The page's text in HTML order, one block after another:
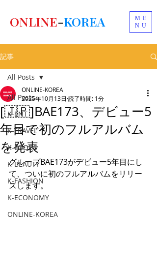
ME
NU
ONLINE-KOREA
記事
All Posts
K-ENT
K-TRAVEL
K-FOODS
K-BEAUTY
K-FASHION
K-ECONOMY
ONLINE-KOREA
All Posts
[🇯🇵]BAE173、デビュー5
年目で初のフルアルバム
を発表
ONLINE-KOREA
2025年10月13日 読了時間: 1分
グループBAE173がデビュー5年目にし
て、ついに初のフルアルバムをリリー
スします。